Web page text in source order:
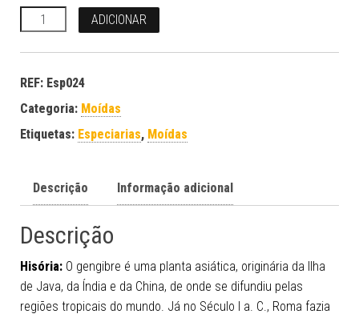
Quantidade ADICIONAR
REF: Esp024
Categoria: Moídas
Etiquetas: Especiarias, Moídas
Descrição Informação adicional
Descrição
Hisória: O gengibre é uma planta asiática, originária da Ilha
de Java, da Índia e da China, de onde se difundiu pelas
regiões tropicais do mundo. Já no Século I a. C., Roma fazia